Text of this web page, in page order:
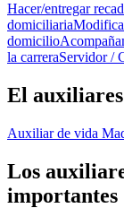
Hacer/entregar
domiciliaria
domicilio
la carreraServidor /
El
Auxiliar de vida
Los
importantes